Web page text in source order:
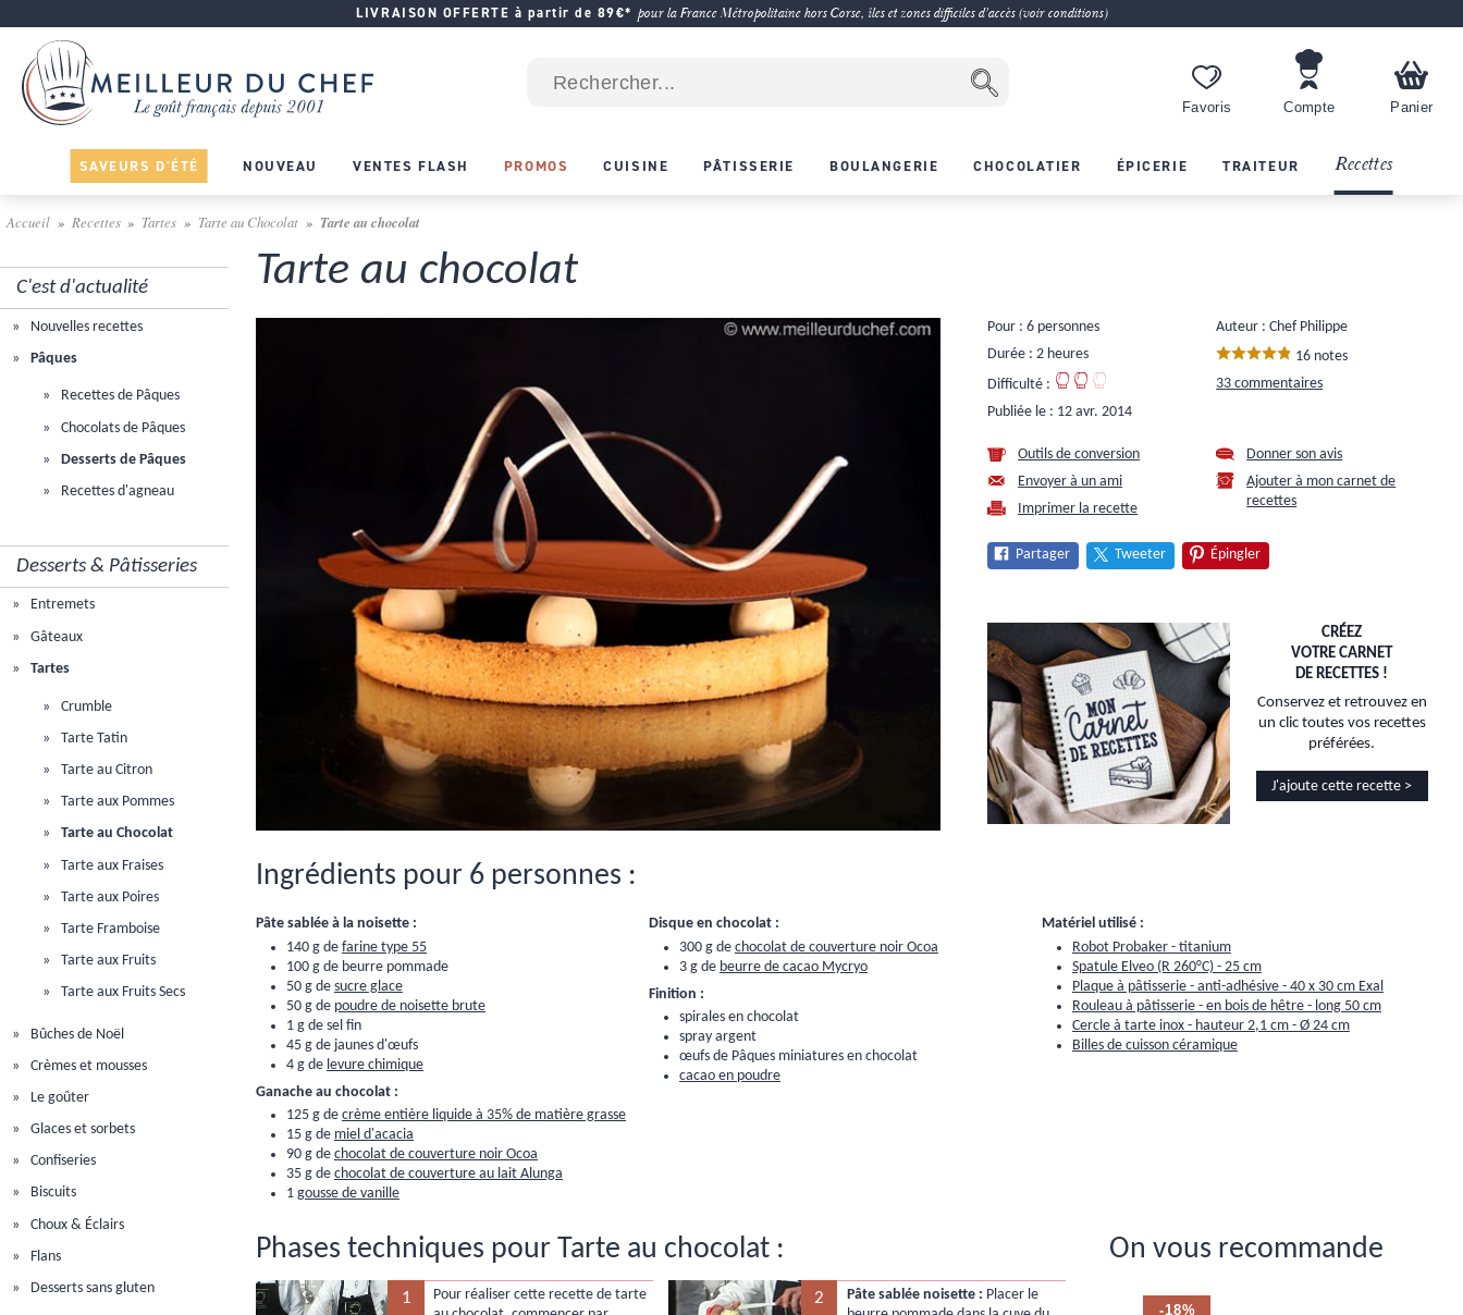
LIVRAISON OFFERTE à partir de 89€* pour la France Métropolitaine hors Corse, îles et zones difficiles d'accès (voir conditions)
Favoris Compte Panier
SAVEURS D'ÉTÉ NOUVEAU VENTES FLASH PROMOS CUISINE PÂTISSERIE BOULANGERIE CHOCOLATIER ÉPICERIE TRAITEUR Recettes
Accueil Recettes Tartes Tarte au Chocolat Tarte au chocolat
C'est d'actualité
Nouvelles recettes
Pâques
Recettes de Pâques
Chocolats de Pâques
Desserts de Pâques
Recettes d'agneau
Desserts & Pâtisseries
Entremets
Gâteaux
Tartes
Crumble
Tarte Tatin
Tarte au Citron
Tarte aux Pommes
Tarte au Chocolat
Tarte aux Fraises
Tarte aux Poires
Tarte Framboise
Tarte aux Fruits
Tarte aux Fruits Secs
Bûches de Noël
Crèmes et mousses
Le goûter
Glaces et sorbets
Confiseries
Biscuits
Choux & Éclairs
Flans
Desserts sans gluten
Tarte au chocolat
Pour : 6 personnes
Durée : 2 heures
Difficulté :
Publiée le : 12 avr. 2014
Auteur : Chef Philippe
16 notes
33 commentaires
Outils de conversion
Envoyer à un ami
Imprimer la recette
Donner son avis
Ajouter à mon carnet de
recettes
Partager Tweeter Épingler
CRÉEZ
VOTRE CARNET
DE RECETTES !
Conservez et retrouvez en
un clic toutes vos recettes
préférées.
J'ajoute cette recette >
Ingrédients pour 6 personnes :
Pâte sablée à la noisette :
140 g de farine type 55
100 g de beurre pommade
50 g de sucre glace
50 g de poudre de noisette brute
1 g de sel fin
45 g de jaunes d'œufs
4 g de levure chimique
Ganache au chocolat :
125 g de crème entière liquide à 35% de matière grasse
15 g de miel d'acacia
90 g de chocolat de couverture noir Ocoa
35 g de chocolat de couverture au lait Alunga
1 gousse de vanille
Disque en chocolat :
300 g de chocolat de couverture noir Ocoa
3 g de beurre de cacao Mycryo
Finition :
spirales en chocolat
spray argent
œufs de Pâques miniatures en chocolat
cacao en poudre
Matériel utilisé :
Robot Probaker - titanium
Spatule Elveo (R 260°C) - 25 cm
Plaque à pâtisserie - anti-adhésive - 40 x 30 cm Exal
Rouleau à pâtisserie - en bois de hêtre - long 50 cm
Cercle à tarte inox - hauteur 2,1 cm - Ø 24 cm
Billes de cuisson céramique
On vous recommande
-18%
Phases techniques pour Tarte au chocolat :
1
Pour réaliser cette recette de tarte
2 Pâte sablée noisette : Placer le